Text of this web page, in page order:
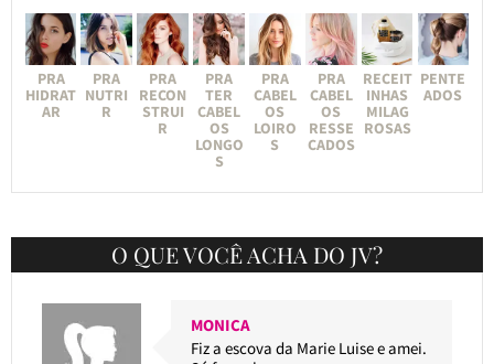
PRA
HIDRAT
AR
PRA
NUTRI
R
PRA
RECON
STRUI
R
PRA
TER
CABEL
OS
LONGO
S
PRA
CABEL
OS
LOIRO
S
PRA
CABEL
OS
RESSE
CADOS
RECEIT
INHAS
MILAG
ROSAS
PENTE
ADOS
O QUE VOCÊ ACHA DO JV?
MONICA
Fiz a escova da Marie Luise e amei.